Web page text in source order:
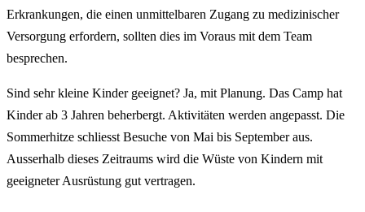
Erkrankungen, die einen unmittelbaren Zugang zu medizinischer
Versorgung erfordern, sollten dies im Voraus mit dem Team
besprechen.
Sind sehr kleine Kinder geeignet? Ja, mit Planung. Das Camp hat
Kinder ab 3 Jahren beherbergt. Aktivitäten werden angepasst. Die
Sommerhitze schliesst Besuche von Mai bis September aus.
Ausserhalb dieses Zeitraums wird die Wüste von Kindern mit
geeigneter Ausrüstung gut vertragen.